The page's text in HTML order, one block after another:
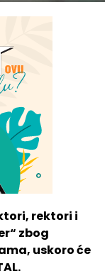
rektori i
zbog
uskoro će